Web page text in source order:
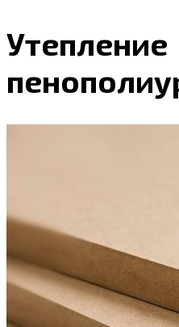
Утепление